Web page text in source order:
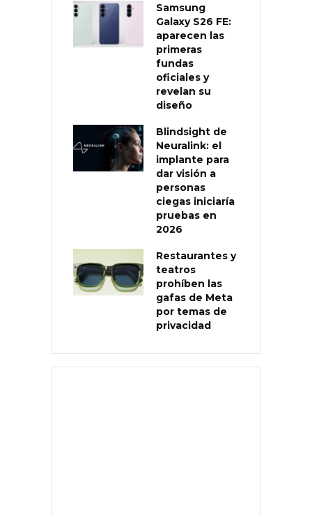
Samsung
Galaxy S26 FE:
aparecen las
primeras
fundas
oficiales y
revelan su
diseño
Blindsight de
Neuralink: el
implante para
dar visión a
personas
ciegas iniciaría
pruebas en
2026
Restaurantes y
teatros
prohíben las
gafas de Meta
por temas de
privacidad